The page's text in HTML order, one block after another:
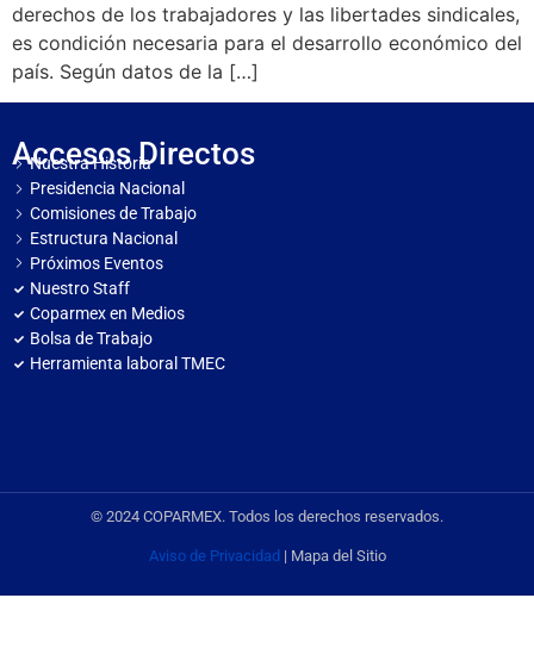
derechos de los trabajadores y las libertades sindicales,
es condición necesaria para el desarrollo económico del
país. Según datos de la […]
Accesos Directos
Nuestra Historia
Presidencia Nacional
Comisiones de Trabajo
Estructura Nacional
Próximos Eventos
Nuestro Staff
Coparmex en Medios
Bolsa de Trabajo
Herramienta laboral TMEC
© 2024 COPARMEX. Todos los derechos reservados.
Aviso de Privacidad | Mapa del Sitio